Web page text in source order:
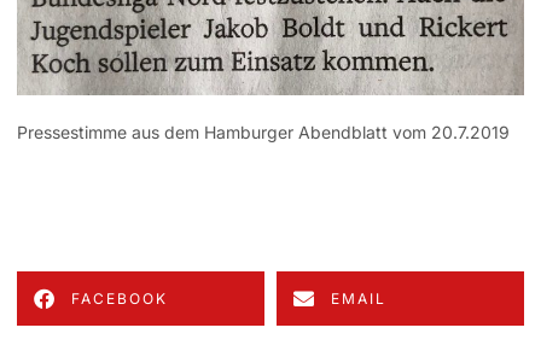
Pressestimme aus dem Hamburger Abendblatt vom 20.7.2019
FACEBOOK EMAIL